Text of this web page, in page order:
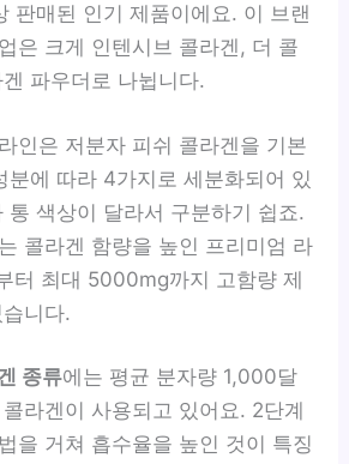
판매된 인기 제품이에요. 이 브랜
은 크게 인텐시브 콜라겐, 더 콜
파우더로 나뉩니다.
인은 저분자 피쉬 콜라겐을 기본
분에 따라 4가지로 세분화되어 있
통 색상이 달라서 구분하기 쉽죠.
콜라겐 함량을 높인 프리미엄 라
터 최대 5000mg까지 고함량 제
니다.
종류에는 평균 분자량 1,000달
라겐이 사용되고 있어요. 2단계
을 거쳐 흡수율을 높인 것이 특징